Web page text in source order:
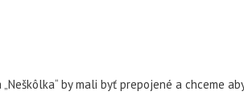
„Neškôlka“ by mali byť prepojené a